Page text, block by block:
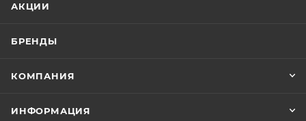
АКЦИИ
БРЕНДЫ
КОМПАНИЯ
ИНФОРМАЦИЯ